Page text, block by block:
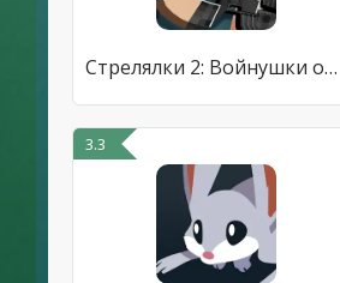
Стрелялки 2: Войнушки онлайн
3.3